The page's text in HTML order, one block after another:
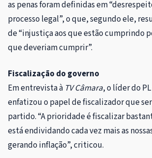
as penas foram definidas em
processo legal”, o que, segundo ele,
de “injustiça aos que estão cumprindo
que deveriam cumprir”.
Fiscalização do governo
Em entrevista à TV Câmara, o líder do
enfatizou o papel de fiscalizador que
partido. “A prioridade é fiscalizar
está endividando cada vez mais as
gerando inflação”, criticou.